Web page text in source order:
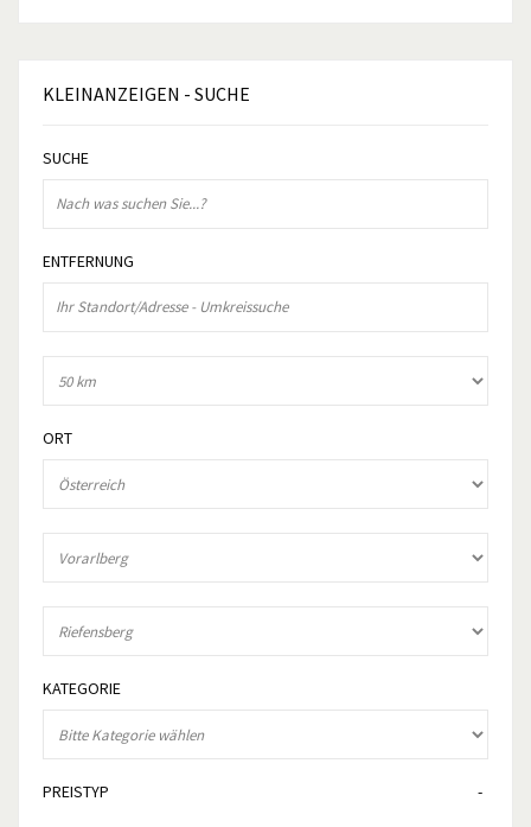
KLEINANZEIGEN - SUCHE
SUCHE
ENTFERNUNG
ORT
KATEGORIE
PREISTYP